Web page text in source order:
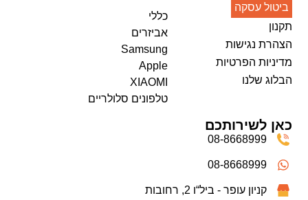
ביטול עסקה
תקנון
הצהרת נגישות
מדיניות הפרטיות
הבלוג שלנו
כללי
אביזרים
Samsung
Apple
XIAOMI
טלפונים סלולריים
כאן לשירותכם
08-8668999
08-8668999
קניון עופר - ביל“ו 2, רחובות